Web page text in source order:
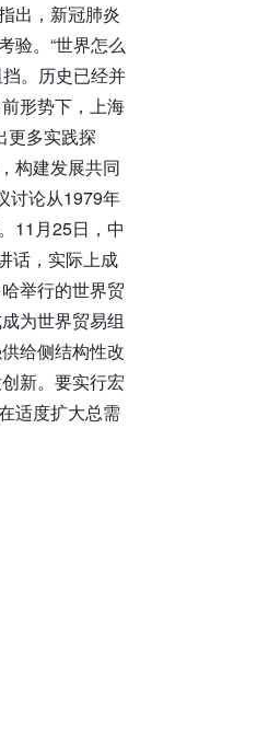
出，新冠肺炎
验。“世界怎么
。历史已经并
形势下，上海
更多实践探
构建发展共同
讨论从1979年
11月25日，中
话，实际上成
举行的世界贸
为世界贸易组
给侧结构性改
新。要实行宏
适度扩大总需